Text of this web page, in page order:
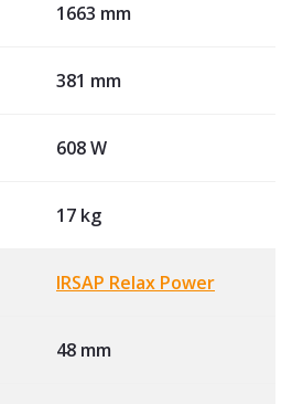
1663 mm
381 mm
608 W
17 kg
IRSAP Relax Power
48 mm